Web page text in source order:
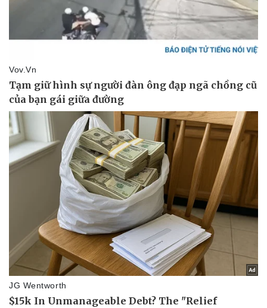
Lịch thi đấu bóng đá
Thế giới thể thao
eSports
Hậu trường
Ô tô - Xe máy
Ô tô
Xe máy
Tư vấn